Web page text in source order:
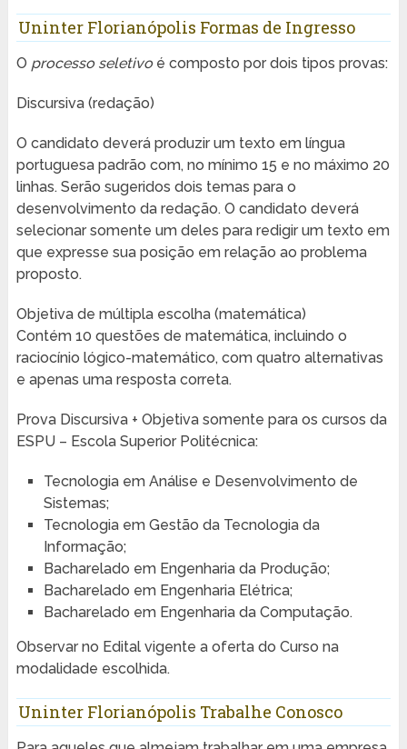
Uninter Florianópolis Formas de Ingresso
O processo seletivoé composto por dois tipos provas:
Discursiva (redação)
O candidato deverá produzir um texto em língua
portuguesa padrão com, no mínimo 15 e no máximo 20
linhas. Serão sugeridos dois temas para o
desenvolvimento da redação. O candidato deverá
selecionar somente um deles para redigir um texto em
que expresse sua posição em relação ao problema
proposto.
Objetiva de múltipla escolha (matemática)
Contém 10 questões de matemática, incluindo o
raciocínio lógico-matemático, com quatro alternativas
e apenas uma resposta correta.
Prova Discursiva + Objetiva somente para os cursos da
ESPU – Escola Superior Politécnica:
Tecnologia em Análise e Desenvolvimento de
Sistemas;
Tecnologia em Gestão da Tecnologia da
Informação;
Bacharelado em Engenharia da Produção;
Bacharelado em Engenharia Elétrica;
Bacharelado em Engenharia da Computação.
Observar no Edital vigente a oferta do Curso na
modalidade escolhida.
Uninter Florianópolis Trabalhe Conosco